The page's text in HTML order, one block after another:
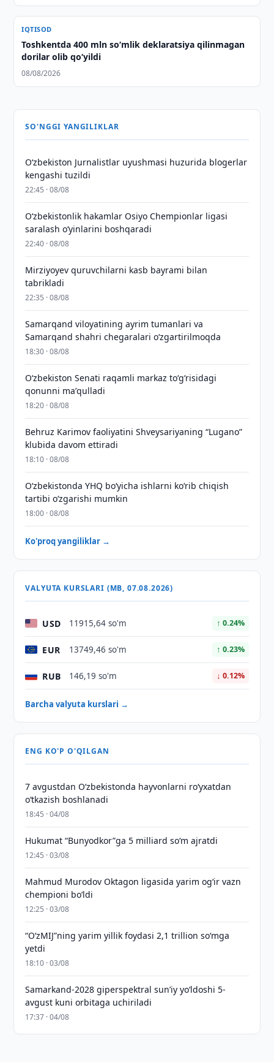
IQTISOD
Toshkentda 400 mln so‘mlik deklaratsiya qilinmagan
dorilar olib qo‘yildi
08/08/2026
SO'NGGI YANGILIKLAR
O‘zbekiston Jurnalistlar uyushmasi huzurida blogerlar
kengashi tuzildi
22:45 · 08/08
O‘zbekistonlik hakamlar Osiyo Chempionlar ligasi
saralash o‘yinlarini boshqaradi
22:40 · 08/08
Mirziyoyev quruvchilarni kasb bayrami bilan
tabrikladi
22:35 · 08/08
Samarqand viloyatining ayrim tumanlari va
Samarqand shahri chegaralari oʻzgartirilmoqda
18:30 · 08/08
Oʻzbekiston Senati raqamli markaz toʻgʻrisidagi
qonunni maʼqulladi
18:20 · 08/08
Behruz Karimov faoliyatini Shveysariyaning “Lugano”
klubida davom ettiradi
18:10 · 08/08
O‘zbekistonda YHQ bo‘yicha ishlarni ko‘rib chiqish
tartibi o‘zgarishi mumkin
18:00 · 08/08
Ko'proq yangiliklar →
VALYUTA KURSLARI (MB, 07.08.2026)
USD 11915,64 so'm ↑ 0.24%
EUR 13749,46 so'm ↑ 0.23%
RUB 146,19 so'm ↓ 0.12%
Barcha valyuta kurslari →
ENG KO'P O'QILGAN
7 avgustdan O‘zbekistonda hayvonlarni ro‘yxatdan
o‘tkazish boshlanadi
18:45 · 04/08
Hukumat “Bunyodkor”ga 5 milliard so‘m ajratdi
12:45 · 03/08
Mahmud Murodov Oktagon ligasida yarim og‘ir vazn
chempioni bo‘ldi
12:25 · 03/08
“O‘zMIJ”ning yarim yillik foydasi 2,1 trillion so‘mga
yetdi
18:10 · 03/08
Samarkand-2028 giperspektral sun’iy yo‘ldoshi 5-
avgust kuni orbitaga uchiriladi
17:37 · 04/08